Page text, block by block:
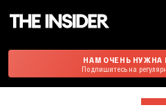
НАМ ОЧЕНЬ
Подпишитесь на